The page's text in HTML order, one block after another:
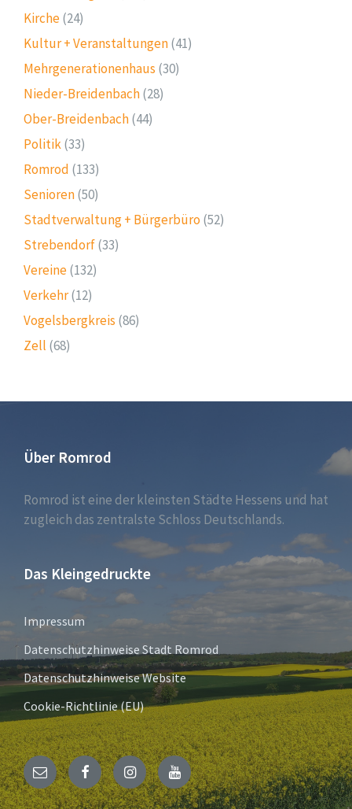
Kirche(24)
Kultur + Veranstaltungen(41)
Mehrgenerationenhaus (30)
Nieder-Breidenbach(28)
Ober-Breidenbach(44)
Politik(33)
Romrod (133)
Senioren(50)
Stadtverwaltung + Bürgerbüro (52)
Strebendorf(33)
Vereine(132)
Verkehr(12)
Vogelsbergkreis (86)
Zell (68)
Über Romrod
Romrod ist eine der kleinsten Städte Hessens und hat
zugleich das zentralste Schloss Deutschlands.
Das Kleingedruckte
Impressum
Datenschutzhinweise Stadt Romrod
Datenschutzhinweise Website
Cookie-Richtlinie (EU)
E-
Mail
FacebookInstagramYouTube